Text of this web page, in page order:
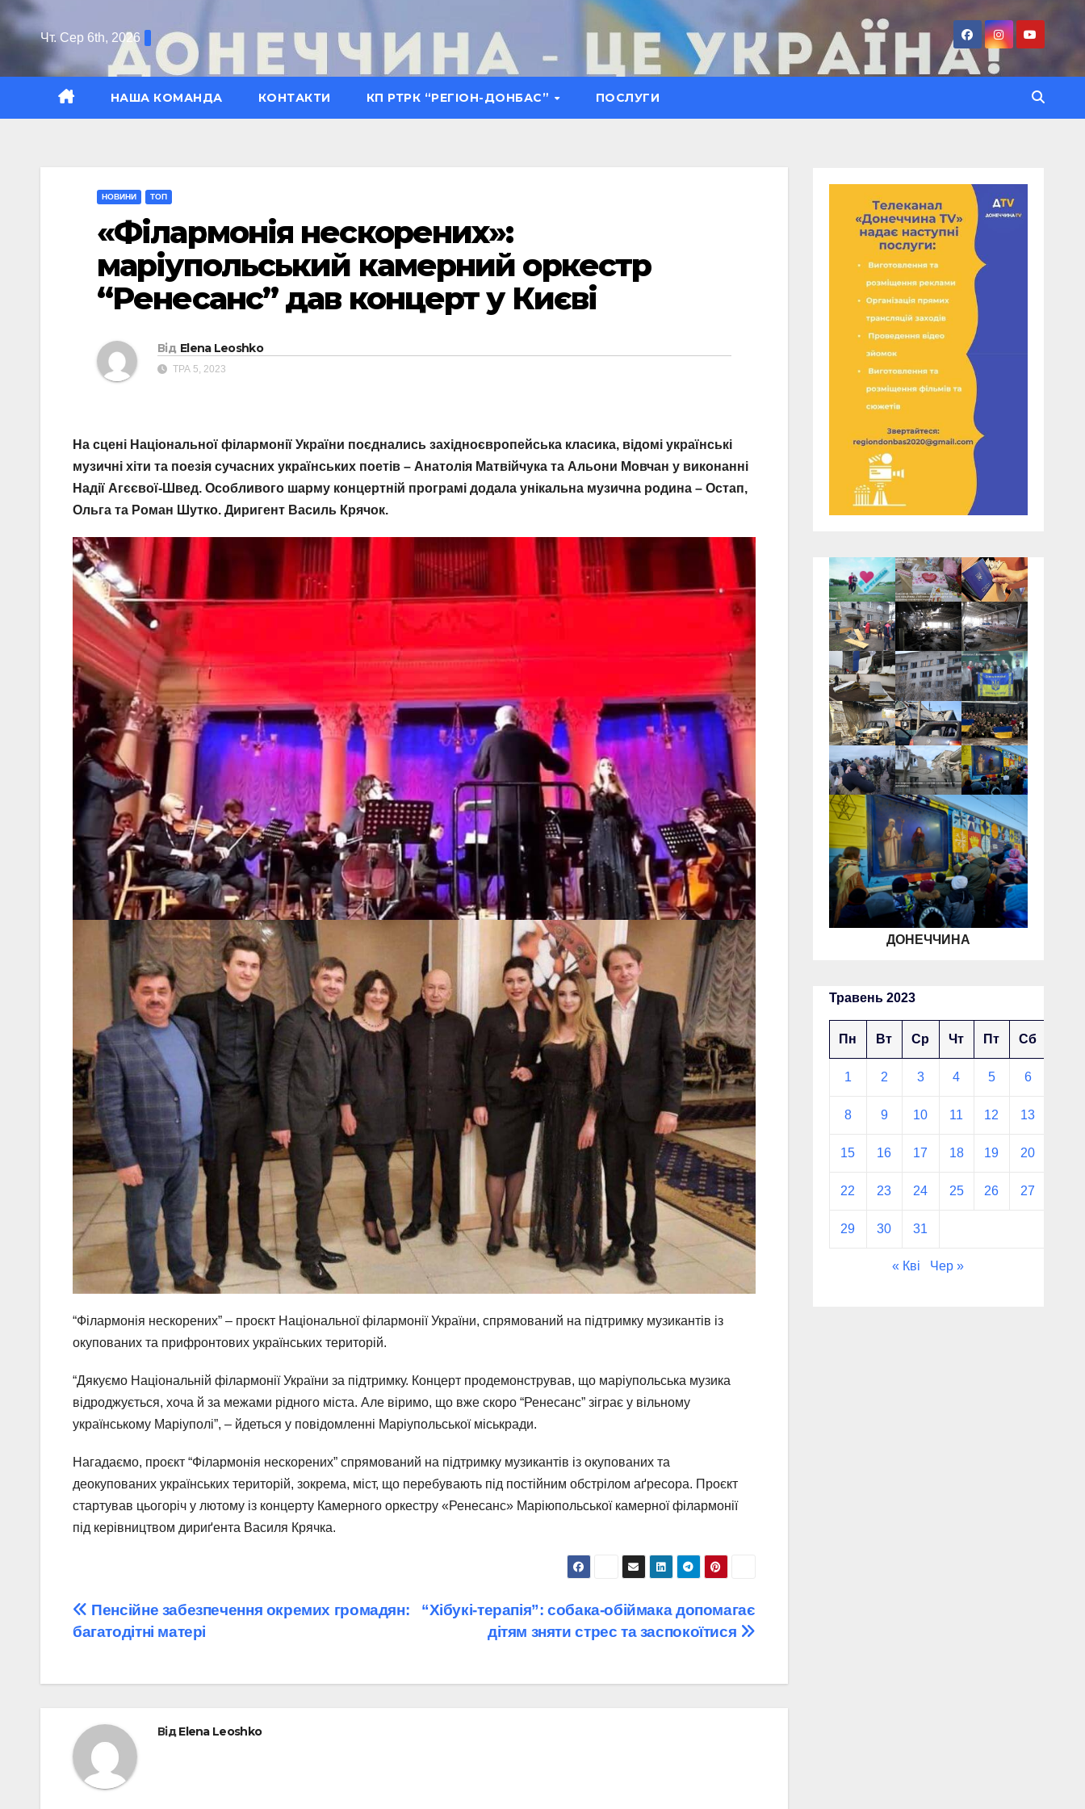
Перейти
Чт. Сер 6th, 2026
НАША КОМАНДА КОНТАКТИ КП РТРК “РЕГІОН-ДОНБАС” ПОСЛУГИ
НОВИНИ ТОП
«Філармонія нескорених»:
маріупольський камерний оркестр
“Ренесанс” дав концерт у Києві
Від Elena Leoshko
ТРА 5, 2023
На сцені Національної філармонії України поєднались західноєвропейська класика, відомі українські
музичні хіти та поезія сучасних українських поетів – Анатолія Матвійчука та Альони Мовчан у виконанні
Надії Агєєвої-Швед. Особливого шарму концертній програмі додала унікальна музична родина – Остап,
Ольга та Роман Шутко. Диригент Василь Крячок.
“Філармонія нескорених” – проєкт Національної філармонії України, спрямований на підтримку музикантів із
окупованих та прифронтових українських територій.
“Дякуємо Національній філармонії України за підтримку. Концерт продемонстрував, що маріупольська музика
відроджується, хоча й за межами рідного міста. Але віримо, що вже скоро “Ренесанс” зіграє у вільному
українському Маріуполі”, – йдеться у повідомленні Маріупольської міськради.
Нагадаємо, проєкт “Філармонія нескорених” спрямований на підтримку музикантів із окупованих та
деокупованих українських територій, зокрема, міст, що перебувають під постійним обстрілом аґресора. Проєкт
стартував цьогоріч у лютому із концерту Камерного оркестру «Ренесанс» Маріюпольської камерної філармонії
під керівництвом дириґента Василя Крячка.
Навігація
записів
“Хібукі-терапія”: собака-обіймака допомагає
дітям зняти стрес та заспокоїтися
Пенсійне забезпечення окремих громадян:
багатодітні матері
ВідElena Leoshko
ДОНЕЧЧИНА
Травень 2023
Пн Вт Ср Чт Пт Сб
1 2 3 4 5 6
8 9 10 11 12 13
15 16 17 18 19 20
22 23 24 25 26 27
29 30 31
« Кві Чер »